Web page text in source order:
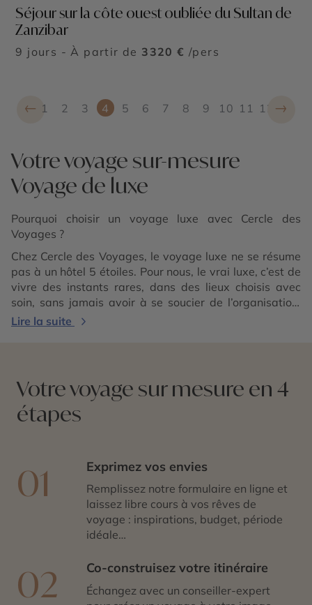
Séjour sur la côte ouest oubliée du Sultan de
Zanzibar
9 jours - À partir de 3320 € /pers
← 1 2 3 4 5 6 7 8 9 10 11 12 →
Votre voyage sur-mesure
Voyage de luxe
Pourquoi choisir un voyage luxe avec Cercle des
Voyages ?
Chez Cercle des Voyages, le voyage luxe ne se résume
pas à un hôtel 5 étoiles. Pour nous, le vrai luxe, c’est de
vivre des instants rares, dans des lieux choisis avec
soin, sans jamais avoir à se soucier de l’organisation.
Grâce à notre expertise, notre réseau exclusif et notre
Lire la suite
Votre voyage sur mesure en 4
étapes
01 Exprimez vos envies
Remplissez notre formulaire en ligne et
laissez libre cours à vos rêves de
voyage : inspirations, budget, période
idéale…
02 Co-construisez votre itinéraire
Échangez avec un conseiller-expert